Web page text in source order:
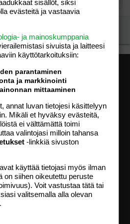
Tekniset tiedot, aikataulut ja
ilmoitushinnat
Tietoa verkon kävijöistä
Käyttöehdot
TUOTTEET
sisällöt, siksi
evästeitä ja vastaavia
ja mainoskumppania
sivuista ja laitteesi
käyttötarkoituksiin:
parantaminen
ja markkinointi
mittaaminen
annat luvan tietojesi käsittelyyn
Mikäli et hyväksy evästeitä,
ei välttämättä toimi
valintojasi milloin tahansa
-linkkiä sivuston
käyttää tietojasi myös ilman
on siihen oikeutettu peruste
Voit vastustaa tätä tai
valitsemalla alla olevan